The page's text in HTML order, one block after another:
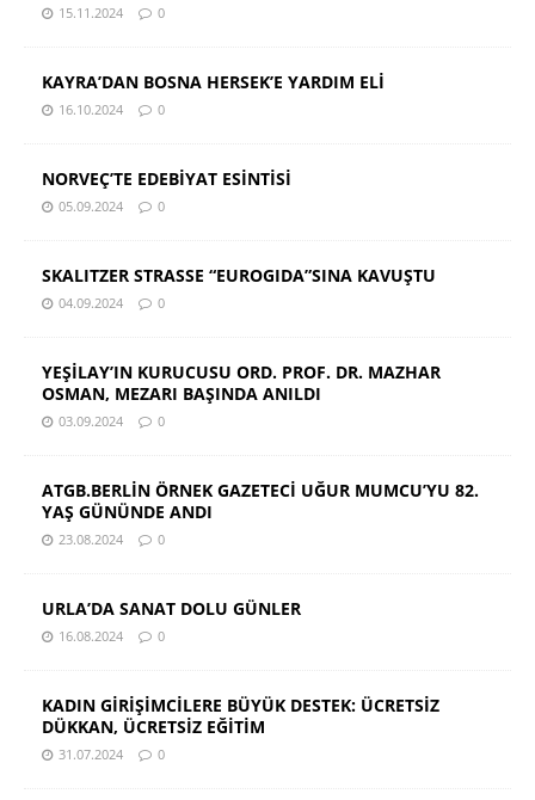
15.11.2024 0
KAYRA’DAN BOSNA HERSEK’E YARDIM ELİ
16.10.2024 0
NORVEÇ’TE EDEBİYAT ESİNTİSİ
05.09.2024 0
SKALITZER STRASSE “EUROGIDA”SINA KAVUŞTU
04.09.2024 0
YEŞİLAY’IN KURUCUSU ORD. PROF. DR. MAZHAR
OSMAN, MEZARI BAŞINDA ANILDI
03.09.2024 0
ATGB.BERLİN ÖRNEK GAZETECİ UĞUR MUMCU’YU 82.
YAŞ GÜNÜNDE ANDI
23.08.2024 0
URLA’DA SANAT DOLU GÜNLER
16.08.2024 0
KADIN GİRİŞİMCİLERE BÜYÜK DESTEK: ÜCRETSİZ
DÜKKAN, ÜCRETSİZ EĞİTİM
31.07.2024 0